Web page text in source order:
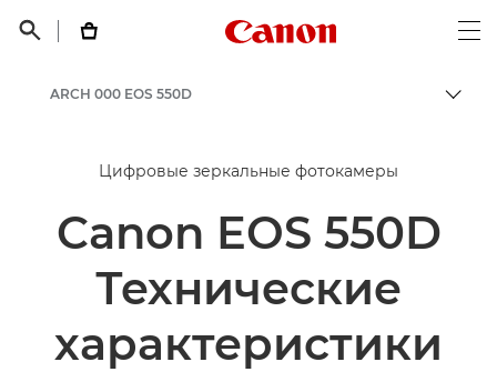
 
Canon Logo, back
ARCH 000 EOS 550D
Цифровые зеркальные фотокамеры
Canon EOS 550D
Технические
характеристики